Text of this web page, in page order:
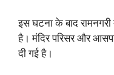
इस घटना के बाद
है। मंदिर परिसर और
दी गई है।